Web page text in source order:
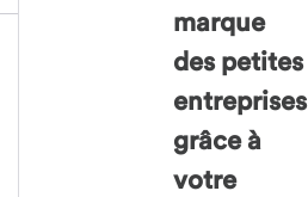
marque
des petites
entreprises
grâce à
votre